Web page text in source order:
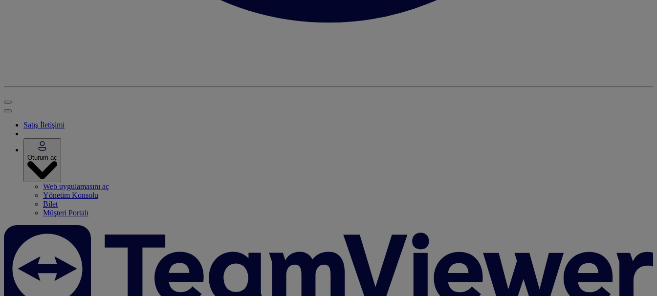
Satış İletişimi
Oturum aç
Web uygulamasını aç
Yönetim Konsolu
Bilet
Müşteri Portalı